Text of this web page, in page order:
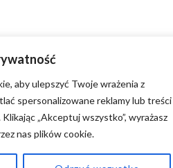
aby ulepszyć Twoje wrażenia z
spersonalizowane reklamy lub treści
„Akceptuj wszystko”, wyrażasz
nas plików cookie.